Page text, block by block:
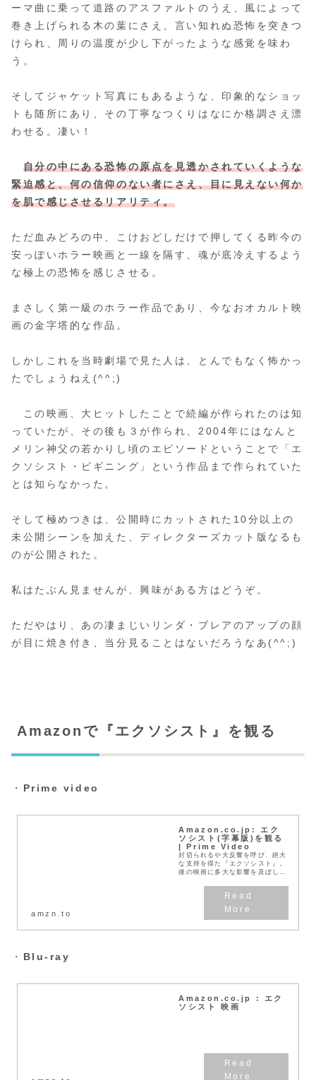
ーマ曲に乗って道路のアスファルトのうえ、風によって
巻き上げられる木の葉にさえ、言い知れぬ恐怖を突きつ
けられ、周りの温度が少し下がったような感覚を味わ
う。
そしてジャケット写真にもあるような、印象的なショッ
トも随所にあり、その丁寧なつくりはなにか格調さえ漂
わせる。凄い！
自分の中にある恐怖の原点を見透かされていくような
緊迫感と、何の信仰のない者にさえ、目に見えない何か
を肌で感じさせるリアリティ。
ただ血みどろの中、こけおどしだけで押してくる昨今の
安っぽいホラー映画と一線を隔す、魂が底冷えするよう
な極上の恐怖を感じさせる。
まさしく第一級のホラー作品であり、今なおオカルト映
画の金字塔的な作品。
しかしこれを当時劇場で見た人は、とんでもなく怖かっ
たでしょうねえ(^^;)
この映画、大ヒットしたことで続編が作られたのは知
っていたが、その後も３が作られ、2004年にはなんと
メリン神父の若かりし頃のエピソードということで「エ
クソシスト・ビギニング」という作品まで作られていた
とは知らなかった。
そして極めつきは、公開時にカットされた10分以上の
未公開シーンを加えた、ディレクターズカット版なるも
のが公開された。
私はたぶん見ませんが、興味がある方はどうぞ。
ただやはり、あの凄まじいリンダ・ブレアのアップの顔
が目に焼き付き、当分見ることはないだろうなあ(^^;)
Amazonで『エクソシスト』を観る
・ Prime video
Amazon.co.jp: エク
ソシスト(字幕版)を観る
| Prime Video
封切られるや大反響を呼び、絶大
な支持を得た『エクソシスト』。
後の映画に多大な影響を及ぼした
悪霊に取り憑かれたあどけない少
女、少女を必死に救お...
amzn.to
・ Blu-ray
Amazon.co.jp : エク
ソシスト 映画